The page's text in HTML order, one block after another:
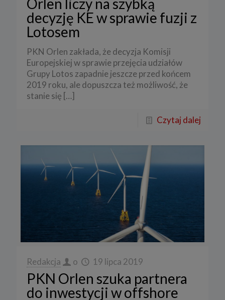
decyzję KE w sprawie fuzji z
Lotosem
PKN Orlen zakłada, że decyzja Komisji
Europejskiej w sprawie przejęcia udziałów
Grupy Lotos zapadnie jeszcze przed końcem
2019 roku, ale dopuszcza też możliwość, że
stanie się […]
Czytaj dalej
Redakcja o 19 lipca 2019
PKN Orlen szuka partnera
do inwestycji w offshore